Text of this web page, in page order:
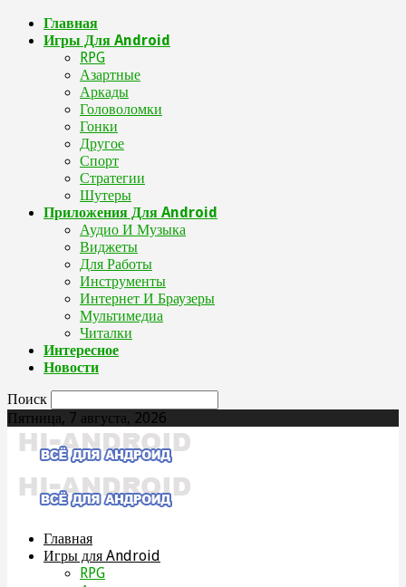
Главная
Игры Для Android
RPG
Азартные
Аркады
Головоломки
Гонки
Другое
Спорт
Стратегии
Шутеры
Приложения Для Android
Аудио И Музыка
Виджеты
Для Работы
Инструменты
Интернет И Браузеры
Мультимедиа
Читалки
Интересное
Новости
Поиск
Пятница, 7 августа, 2026
Главная
Игры для Android
RPG